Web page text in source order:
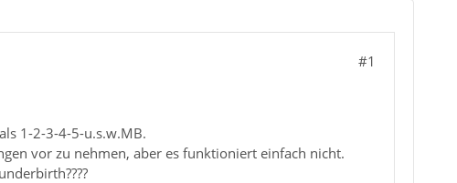
#1
1-2-3-4-5-u.s.w.MB.
vor zu nehmen, aber es funktioniert einfach nicht.